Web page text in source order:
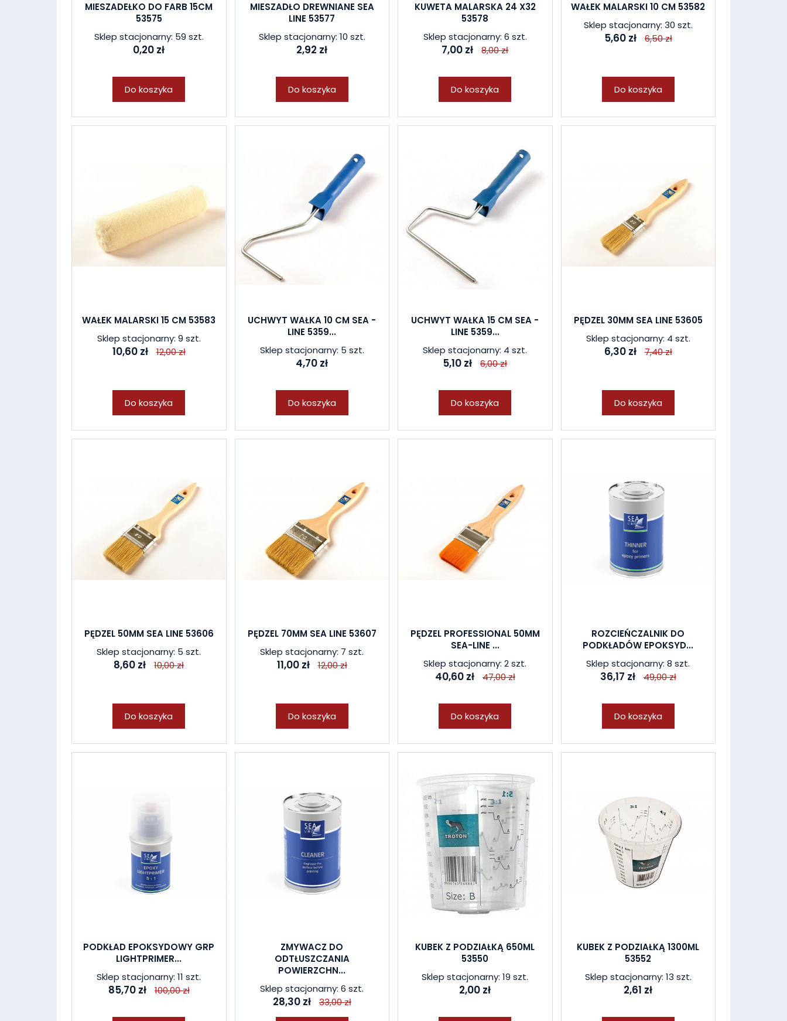
MIESZADEŁKO DO FARB 15CM
53575
Sklep stacjonarny: 59 szt.
0,20 zł
Do koszyka
MIESZADŁO DREWNIANE SEA
LINE 53577
Sklep stacjonarny: 10 szt.
2,92 zł
Do koszyka
KUWETA MALARSKA 24 X32
53578
Sklep stacjonarny: 6 szt.
7,00 zł 8,00 zł
Do koszyka
WAŁEK MALARSKI 10 CM 53582
Sklep stacjonarny: 30 szt.
5,60 zł 6,50 zł
Do koszyka
WAŁEK MALARSKI 15 CM 53583
Sklep stacjonarny: 9 szt.
10,60 zł 12,00 zł
Do koszyka
UCHWYT WAŁKA 10 CM SEA -
LINE 5359...
Sklep stacjonarny: 5 szt.
4,70 zł
Do koszyka
UCHWYT WAŁKA 15 CM SEA -
LINE 5359...
Sklep stacjonarny: 4 szt.
5,10 zł 6,00 zł
Do koszyka
PĘDZEL 30MM SEA LINE 53605
Sklep stacjonarny: 4 szt.
6,30 zł 7,40 zł
Do koszyka
PĘDZEL 50MM SEA LINE 53606
Sklep stacjonarny: 5 szt.
8,60 zł 10,00 zł
Do koszyka
PĘDZEL 70MM SEA LINE 53607
Sklep stacjonarny: 7 szt.
11,00 zł 12,00 zł
Do koszyka
PĘDZEL PROFESSIONAL 50MM
SEA-LINE ...
Sklep stacjonarny: 2 szt.
40,60 zł 47,00 zł
Do koszyka
ROZCIEŃCZALNIK DO
PODKŁADÓW EPOKSYD...
Sklep stacjonarny: 8 szt.
36,17 zł 49,00 zł
Do koszyka
PODKŁAD EPOKSYDOWY GRP
LIGHTPRIMER...
Sklep stacjonarny: 11 szt.
85,70 zł 100,00 zł
ZMYWACZ DO
ODTŁUSZCZANIA
POWIERZCHN...
Sklep stacjonarny: 6 szt.
28,30 zł 33,00 zł
KUBEK Z PODZIAŁKĄ 650ML
53550
Sklep stacjonarny: 19 szt.
2,00 zł
KUBEK Z PODZIAŁKĄ 1300ML
53552
Sklep stacjonarny: 13 szt.
2,61 zł